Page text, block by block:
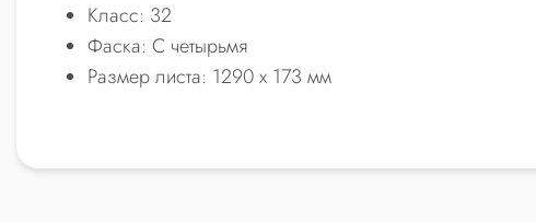
Класс: 32
Фаска: С четырьмя
Размер листа: 1290 x 173 мм